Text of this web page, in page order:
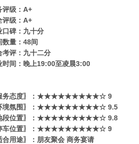
评级：A+
评级：A+
口碑：九十分
数量：48间
考评：九十二分
时间：晚上19:00至凌晨3:00
务态度〗：★★★★★★★★★☆ 9
境氛围〗：★★★★★★★★★☆ 9.5
段位置〗：★★★★★★★★★☆ 9.8
车位置〗：★★★★★★★★★☆ 9
合用途〗：朋友聚会 商务宴请